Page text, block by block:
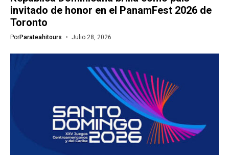
invitado de honor en el PanamFest 2026 de
Toronto
PorParateahitours Julio 28, 2026